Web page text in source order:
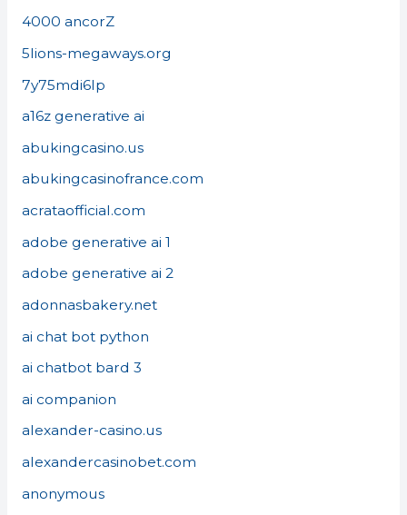
4000 ancorZ
5lions-megaways.org
7y75mdi6lp
a16z generative ai
abukingcasino.us
abukingcasinofrance.com
acrataofficial.com
adobe generative ai 1
adobe generative ai 2
adonnasbakery.net
ai chat bot python
ai chatbot bard 3
ai companion
alexander-casino.us
alexandercasinobet.com
anonymous